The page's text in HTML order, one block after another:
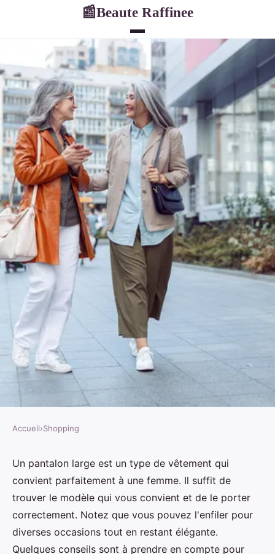
📰Beaute Raffinee
SHOPPING
Pantalon large pour femme :
conseils pour un port adéquat
Thomas•9 août 2024•2 min de lecture
Accueil›Shopping
Un pantalon large est un type de vêtement qui
convient parfaitement à une femme. Il suffit de
trouver le modèle qui vous convient et de le porter
correctement. Notez que vous pouvez l'enfiler pour
diverses occasions tout en restant élégante.
Quelques conseils sont à prendre en compte pour